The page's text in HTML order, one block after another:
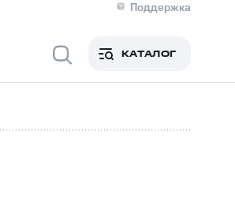
Поддержка
Медиа-центр
акций
КАТАЛОГ